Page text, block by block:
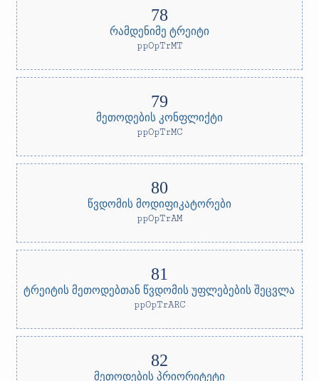
რამდენიმე ტრეიტი
ppOpTrMT
მეთოდების კონფლიქტი
ppOpTrMC
წვდომის მოდიფიკატორები
ppOpTrAM
ტრეიტის მეთოდებთან წვდომის უფლებების შეცვლა
ppOpTrARC
მეთოდების პრიორიტეტი